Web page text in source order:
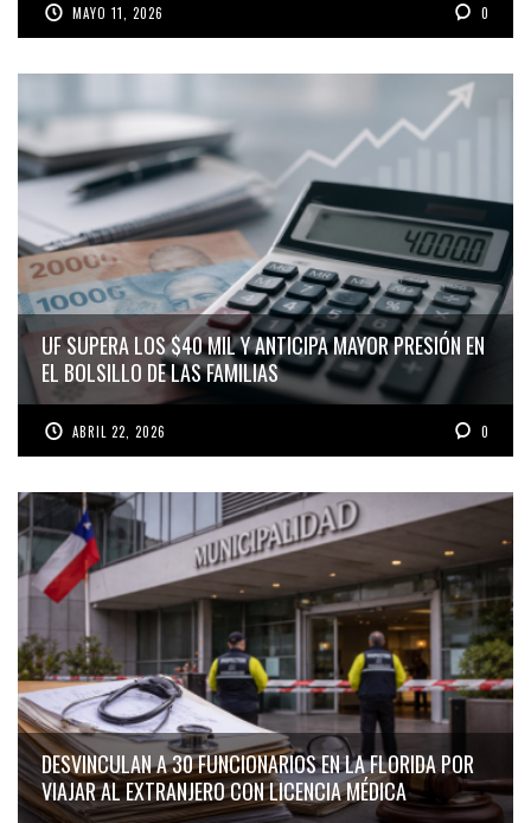
MAYO 11, 2026 0
UF SUPERA LOS $40 MIL Y ANTICIPA MAYOR PRESIÓN EN
EL BOLSILLO DE LAS FAMILIAS
ABRIL 22, 2026 0
DESVINCULAN A 30 FUNCIONARIOS EN LA FLORIDA POR
VIAJAR AL EXTRANJERO CON LICENCIA MÉDICA